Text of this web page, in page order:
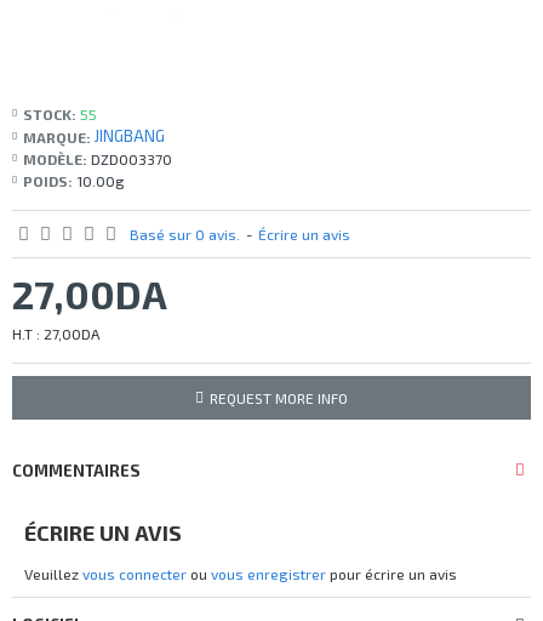
STOCK: 55
MARQUE: JINGBANG
MODÈLE: DZD003370
POIDS: 10.00g
Basé sur 0 avis. - Écrire un avis
27,00DA
H.T : 27,00DA
REQUEST MORE INFO
COMMENTAIRES
ÉCRIRE UN AVIS
Veuillez vous connecter ou vous enregistrer pour écrire un avis